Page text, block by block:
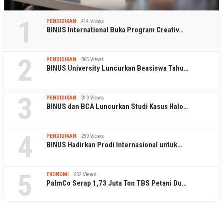
1 PENDIDIKAN 414 Views
BINUS International Buka Program Creativ…
2 PENDIDIKAN 365 Views
BINUS University Luncurkan Beasiswa Tahu…
3 PENDIDIKAN 319 Views
BINUS dan BCA Luncurkan Studi Kasus Halo…
4 PENDIDIKAN 299 Views
BINUS Hadirkan Prodi Internasional untuk…
5 EKONOMI 252 Views
PalmCo Serap 1,73 Juta Ton TBS Petani Du…